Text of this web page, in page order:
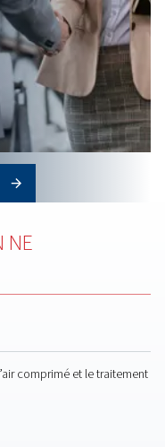
compresseur d'air
empêche les pannes et
pour vos